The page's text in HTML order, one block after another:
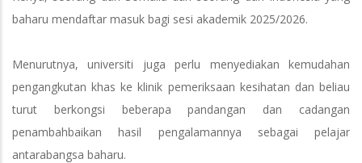
baharu mendaftar masuk bagi sesi akademik 2025/2026.
Menurutnya, universiti juga perlu menyediakan kemudahan
pengangkutan khas ke klinik pemeriksaan kesihatan dan beliau
turut berkongsi beberapa pandangan dan cadangan
penambahbaikan hasil pengalamannya sebagai pelajar
antarabangsa baharu.